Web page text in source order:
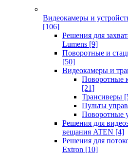
Видеокамеры и
[106]
Решения для
Lumens [9]
Поворотные и
[50]
Видеокамеры и
Поворотные
[21]
Трансиверы
Пульты
Поворотные
Решения для
вещания ATEN [4]
Решения для
Extron [10]